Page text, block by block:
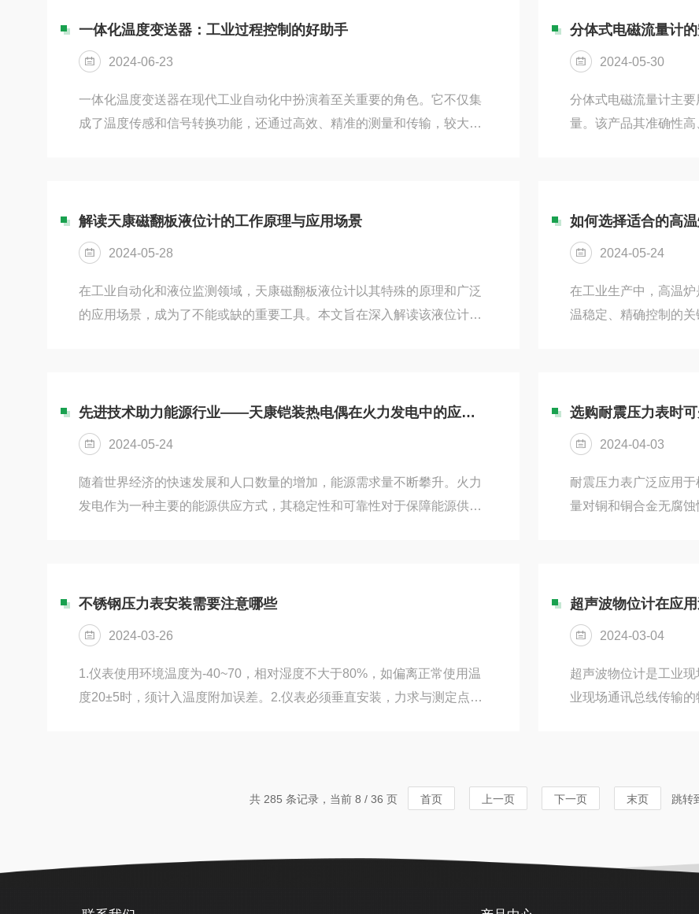
一体化温度变送器：工业过程控制的好助手
2024-06-23
一体化温度变送器在现代工业自动化中扮演着至关重要的角色。它不仅集
成了温度传感和信号转换功能，还通过高效、精准的测量和传输，较大地
与维护流程。用户只需对接一次，即可实现温度测量与信号输出，减少了
线缆连接的复杂性和潜在故障点。二、精准测量，保障工艺稳定一体化温
度变送器采用先进的传感技术和数字...
分体式电磁流量计
2024-05-30
分体式电磁流量计主
量。该产品其准确性
工作。当导电液体在磁
产生感应电动势。电
量导电液体通过磁场时
解读天康磁翻板液位计的工作原理与应用场景
2024-05-28
在工业自动化和液位监测领域，天康磁翻板液位计以其特殊的原理和广泛
的应用场景，成为了不能或缺的重要工具。本文旨在深入解读该液位计的
位发生变化时，磁性浮子会随之升降。浮子内的磁钢通过磁耦合作用，将
磁场的变化传递到翻板指示器上，驱动红、白翻板翻转180°。当液位上升
时，翻板由白色转为红色；当液...
如何选择适合的高
2024-05-24
在工业生产中，高温
温稳定、精确控制的
围，而S型则能在更高
合适的热电偶型号至
环境下，它的性能可能
先进技术助力能源行业——天康铠装热电偶在火力发电中的应用探析
2024-05-24
随着世界经济的快速发展和人口数量的增加，能源需求量不断攀升。火力
发电作为一种主要的能源供应方式，其稳定性和可靠性对于保障能源供应
程中，温度的精确测量对于提高火力发电效率和降低能源消耗具有重要的
作用。天康铠装热电偶采用先进的技术和制造工艺，可以实现高精度的温
度测量，保证了火力发电设备的正常...
选购耐震压力表时可
2024-04-03
耐震压力表广泛应用
量对铜和铜合金无腐
动过于强烈而导致压
体脉动压力的平均值
保读数的准确性。在选
不锈钢压力表安装需要注意哪些
2024-03-26
1.仪表使用环境温度为-40~70，相对湿度不大于80%，如偏离正常使用温
度20±5时，须计入温度附加误差。2.仪表必须垂直安装，力求与测定点保
限的2/3。在上述两种压力情况下大压力表测量zui低都不应低于下限的
超声波物位计在应
2024-03-04
超声波物位计是工业
业现场通讯总线传输
行自动液位-体积转换
显示。在使用超声波
共 285 条记录，当前 8 / 36 页 首页 上一页 下一页 末页 跳转